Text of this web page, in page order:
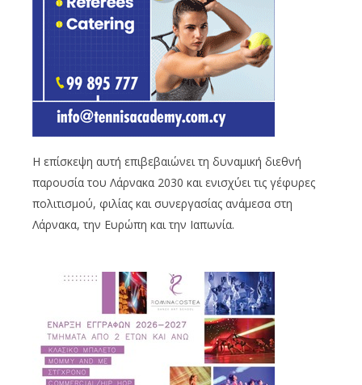
Η επίσκεψη αυτή επιβεβαιώνει τη δυναμική διεθνή
παρουσία του Λάρνακα 2030 και ενισχύει τις γέφυρες
πολιτισμού, φιλίας και συνεργασίας ανάμεσα στη
Λάρνακα, την Ευρώπη και την Ιαπωνία.